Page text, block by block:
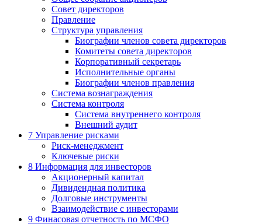
Совет директоров
Правление
Структура управления
Биографии членов совета директоров
Комитеты совета директоров
Корпоративный секретарь
Исполнительные органы
Биографии членов правления
Система вознаграждения
Система контроля
Система внутреннего контроля
Внешний аудит
7 Управление рисками
Риск-менеджмент
Ключевые риски
8 Информация для инвесторов
Акционерный капитал
Дивидендная политика
Долговые инструменты
Взаимодействие с инвеcторами
9 Финасовая отчетность по МСФО